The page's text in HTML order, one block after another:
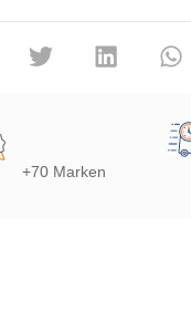
+70 Marken